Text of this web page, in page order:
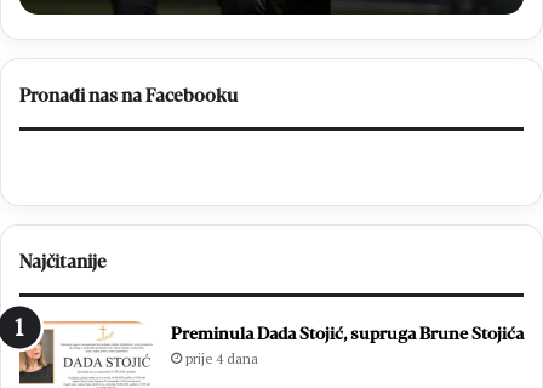
Prvu
ligu
FBiH
Pronađi nas na Facebooku
Najčitanije
Preminula Dada Stojić, supruga Brune Stojića
prije 4 dana